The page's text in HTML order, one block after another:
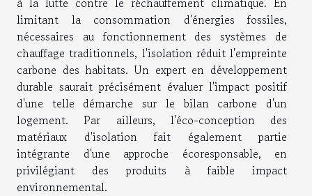
limitant la consommation d'énergies fossiles,
nécessaires au fonctionnement des systèmes de
chauffage traditionnels, l'isolation réduit l'empreinte
carbone des habitats. Un expert en développement
durable saurait précisément évaluer l'impact positif
d'une telle démarche sur le bilan carbone d'un
logement. Par ailleurs, l'éco-conception des
matériaux d'isolation fait également partie
intégrante d'une approche écoresponsable, en
privilégiant des produits à faible impact
environnemental.